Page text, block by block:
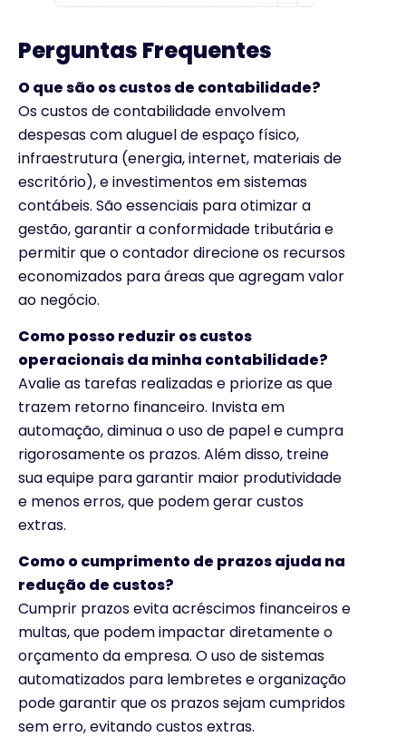
Perguntas Frequentes
O que são os custos de contabilidade?
Os custos de contabilidade envolvem
despesas com aluguel de espaço físico,
infraestrutura (energia, internet, materiais de
escritório), e investimentos em sistemas
contábeis. São essenciais para otimizar a
gestão, garantir a conformidade tributária e
permitir que o contador direcione os recursos
economizados para áreas que agregam valor
ao negócio.
Como posso reduzir os custos
operacionais da minha contabilidade?
Avalie as tarefas realizadas e priorize as que
trazem retorno financeiro. Invista em
automação, diminua o uso de papel e cumpra
rigorosamente os prazos. Além disso, treine
sua equipe para garantir maior produtividade
e menos erros, que podem gerar custos
extras.
Como o cumprimento de prazos ajuda na
redução de custos?
Cumprir prazos evita acréscimos financeiros e
multas, que podem impactar diretamente o
orçamento da empresa. O uso de sistemas
automatizados para lembretes e organização
pode garantir que os prazos sejam cumpridos
sem erro, evitando custos extras.